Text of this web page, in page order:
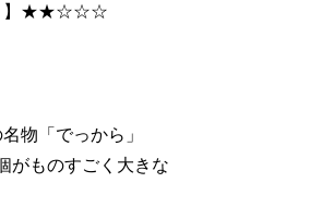
ト】★★☆☆☆
物「でっから」
がものすごく大きな